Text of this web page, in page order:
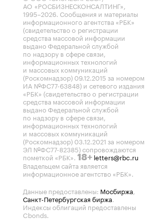
АО «РОСБИЗНЕСКОНСАЛТИНГ»,
1995–2026. Сообщения и материалы
информационного агентства «РБК»
(свидетельство о регистрации
средства массовой информации
выдано Федеральной службой
по надзору в сфере связи,
информационных технологий
и массовых коммуникаций
(Роскомнадзор) 09.12.2015 за номером
ИА №ФС77-63848) и сетевого издания
«РБК» (свидетельство о регистрации
средства массовой информации
выдано Федеральной службой
по надзору в сфере связи,
информационных технологий
и массовых коммуникаций
(Роскомнадзор) 03.12.2021 за номером
ЭЛ №ФС77-82385) сопровождаются
пометкой «РБК». 18+ letters@rbc.ru
Владельцем сайта является
информационное агентство «РБК».
Данные предоставлены: Мосбиржа,
Санкт-Петербургская биржа.
Индексы облигаций предоставлены
Cbonds.